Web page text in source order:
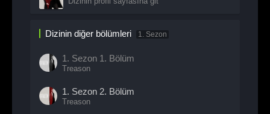
Dizinin diğer bölümleri 1. Sezon
1. Sezon 1. Bölüm
Treason
1. Sezon 2. Bölüm
Treason